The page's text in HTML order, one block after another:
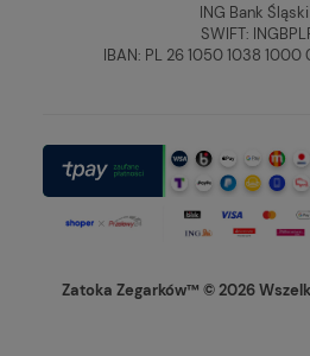
ING Bank
SWIFT:
IBAN: PL 26 1050 1038
Zatoka Zegarków™ © 2026